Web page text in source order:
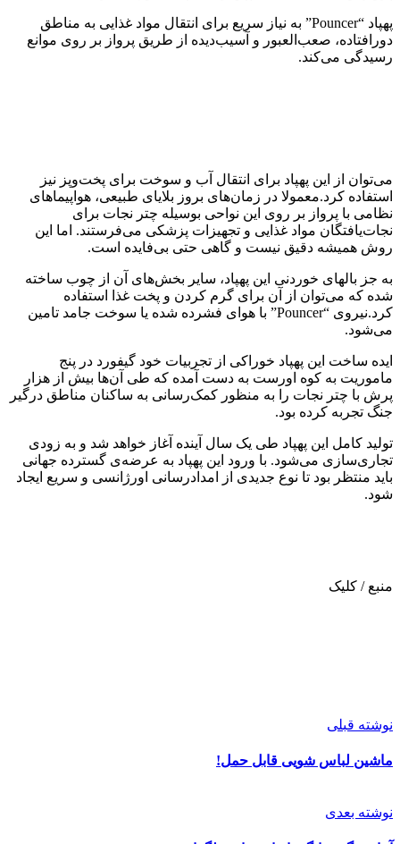
پهپاد “Pouncer” به نیاز سریع برای انتقال مواد غذایی به مناطق
دورافتاده، صعب‌العبور و آسیب‌دیده از طریق پرواز بر روی موانع
رسیدگی می‌کند.
می‌توان از این پهپاد برای انتقال آب و سوخت برای پخت‌وپز نیز
استفاده کرد.معمولا در زمان‌های بروز بلایای طبیعی، هواپیماهای
نظامی با پرواز بر روی این نواحی بوسیله چتر نجات برای
نجات‌یافتگان مواد غذایی و تجهیزات پزشکی می‌فرستند. اما این
روش همیشه دقیق نیست و گاهی حتی بی‌فایده است.
به جز بالهای خوردنی این پهپاد، سایر بخش‌های آن از چوب ساخته
شده که می‌توان از آن برای گرم کردن و پخت غذا استفاده
کرد.نیروی “Pouncer” با هوای فشرده شده یا سوخت جامد تامین
می‌شود.
ایده ساخت این پهپاد خوراکی از تجربیات خود گیفورد در پنج
ماموریت به کوه اورست به دست آمده که طی آن‌ها بیش از هزار
پرش با چتر نجات را به منظور کمک‌رسانی به ساکنان مناطق درگیر
جنگ تجربه کرده بود.
تولید کامل این پهپاد طی یک سال آینده آغاز خواهد شد و به زودی
تجاری‌سازی می‌شود. با ورود این پهپاد به عرضه‌‌ی گسترده جهانی
باید منتظر بود تا نوع جدیدی از امدادرسانی اورژانسی و سریع ایجاد
شود.
منبع / کلیک
نوشته قبلی
ماشین لباس‌ شویی قابل حمل!
نوشته بعدی